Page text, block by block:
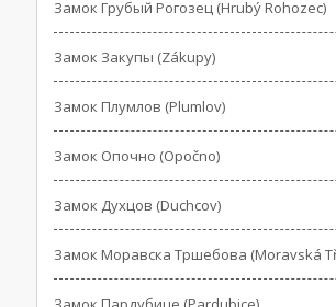
Замок Грубый Рогозец (Hrubý Rohozec)
Замок Закупы (Zákupy)
Замок Плумлов (Plumlov)
Замок Опочно (Opočno)
Замок Духцов (Duchcov)
Замок Моравска Тршебова (Moravská